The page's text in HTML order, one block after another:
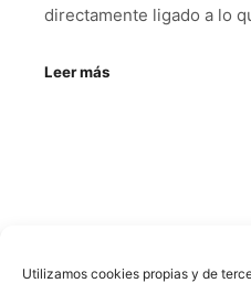
Utilizamos cookies propias y de
directamente ligado a lo
Leer más